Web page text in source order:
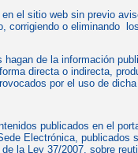
el sitio web sin previo
corrigiendo o eliminando
de la información
directa o indirecta,
por el uso de
publicados en el
Electrónica, publicados
la Ley 37/2007, sobre